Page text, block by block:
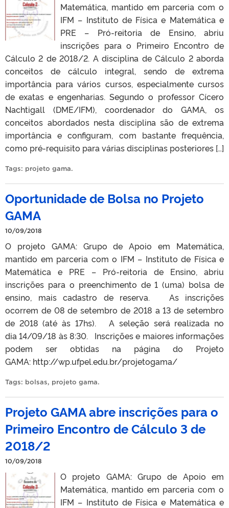
Matemática, mantido em parceria com o
IFM – Instituto de Física e Matemática e
PRE – Pró-reitoria de Ensino, abriu
inscrições para o Primeiro Encontro de
Cálculo 2 de 2018/2. A disciplina de Cálculo 2 aborda
conceitos de cálculo integral, sendo de extrema
importância para vários cursos, especialmente cursos
de exatas e engenharias. Segundo o professor Cícero
Nachtigall (DME/IFM), coordenador do GAMA, os
conceitos abordados nesta disciplina são de extrema
importância e configuram, com bastante frequência,
como pré-requisito para várias disciplinas posteriores […]
Tags: projeto gama.
Oportunidade de Bolsa no Projeto
GAMA
10/09/2018
O projeto GAMA: Grupo de Apoio em Matemática,
mantido em parceria com o IFM – Instituto de Física e
Matemática e PRE – Pró-reitoria de Ensino, abriu
inscrições para o preenchimento de 1 (uma) bolsa de
ensino, mais cadastro de reserva. As inscrições
ocorrem de 08 de setembro de 2018 a 13 de setembro
de 2018 (até às 17hs). A seleção será realizada no
dia 14/09/18 às 8:30. Inscrições e maiores informações
podem ser obtidas na página do Projeto
GAMA: http://wp.ufpel.edu.br/projetogama/
Tags: bolsas, projeto gama.
Projeto GAMA abre inscrições para o
Primeiro Encontro de Cálculo 3 de
2018/2
10/09/2018
O projeto GAMA: Grupo de Apoio em
Matemática, mantido em parceria com o
IFM – Instituto de Física e Matemática e